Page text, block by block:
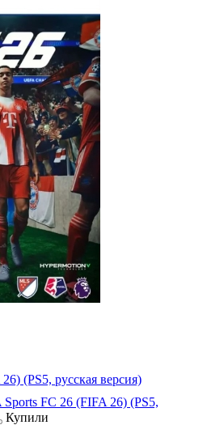
(PS5, русская версия)
FC 26 (FIFA 26) (PS5,
Купили